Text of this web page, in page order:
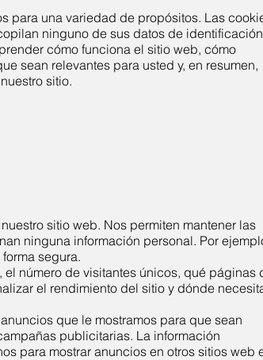
para una variedad de propósitos. Las
ninguno de sus datos de identificación
cómo funciona el sitio web, cómo
sean relevantes para usted y, en resumen,
sitio.
sitio web. Nos permiten mantener las
ninguna información personal. Por
segura.
número de visitantes únicos, qué páginas
el rendimiento del sitio y dónde
que le mostramos para que sean
publicitarias. La información
para mostrar anuncios en otros sitios web